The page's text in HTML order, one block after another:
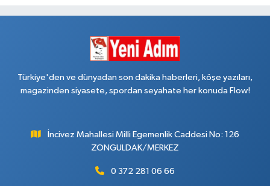
Türkiye'den ve dünyadan son dakika haberleri, köşe yazıları,
magazinden siyasete, spordan seyahate her konuda Flow!
İncivez Mahallesi Milli Egemenlik Caddesi No: 126
ZONGULDAK/MERKEZ
0 372 281 06 66